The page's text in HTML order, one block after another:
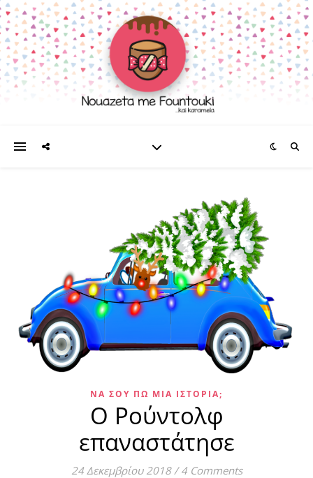
ΝΑ ΣΟΥ ΠΩ ΜΙΑ ΙΣΤΟΡΊΑ;
Ο Ρούντολφ
επαναστάτησε
24 Δεκεμβρίου 2018 / 4 Comments